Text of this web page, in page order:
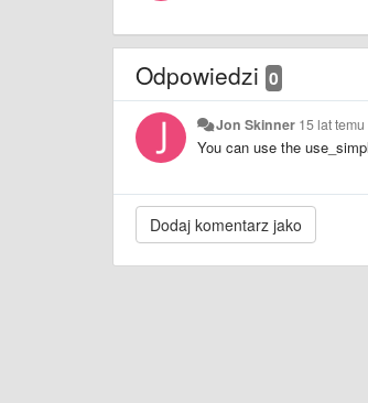
Odpowiedzi 0
Jon Skinner 15 lat temu
You can use the